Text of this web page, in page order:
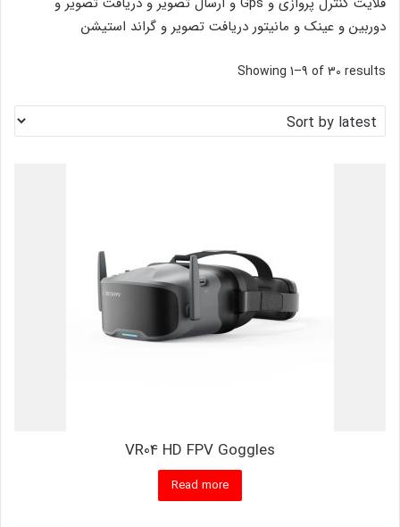
دوربین و عینک و مانیتور دریافت تصویر و گراند استیشن
Showing 1–9 of 30 results
VR04 HD FPV Goggles
Read more